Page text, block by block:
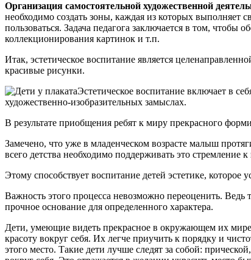
Организация самостоятельной художественной
необходимо создать зоны, каждая из которых выполняет
пользоваться. Задача педагога заключается в том, чтобы
коллекционирования картинок и т.п.
Итак, эстетическое воспитание является
красивые рисунки.
Эстетическое воспитание включает в
художественно-изобразительных замыслах.
В результате приобщения ребят к миру прекрасного
Замечено, что уже в младенческом возрасте малыш
всего детства необходимо поддерживать это стремление к
Этому способствует воспитание детей эстетике,
Важность этого процесса невозможно переоценить.
прочное основание для определенного характера.
Дети, умеющие видеть прекрасное в окружающем их
красоту вокруг себя. Их легче приучить к порядку и
этого место. Такие дети лучше следят за собой: